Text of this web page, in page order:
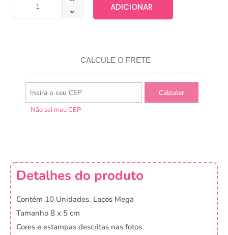
ADICIONAR
CALCULE O FRETE
Não sei meu CEP
Detalhes do produto
Contém 10 Unidades. Laços Mega
Tamanho 8 x 5 cm
Cores e estampas descritas nas fotos.